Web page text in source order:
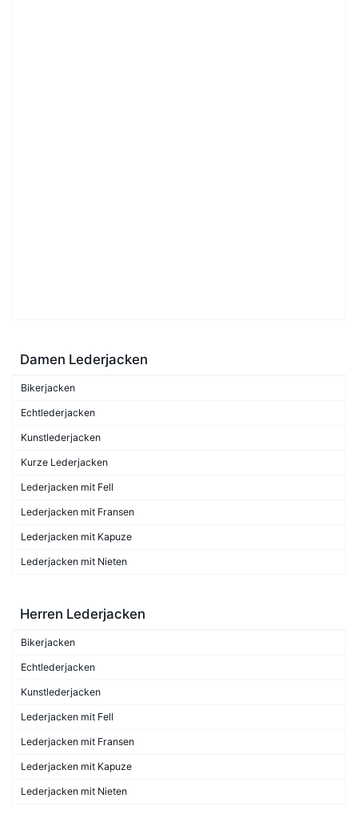
Damen Lederjacken
Bikerjacken
Echtlederjacken
Kunstlederjacken
Kurze Lederjacken
Lederjacken mit Fell
Lederjacken mit Fransen
Lederjacken mit Kapuze
Lederjacken mit Nieten
Herren Lederjacken
Bikerjacken
Echtlederjacken
Kunstlederjacken
Lederjacken mit Fell
Lederjacken mit Fransen
Lederjacken mit Kapuze
Lederjacken mit Nieten